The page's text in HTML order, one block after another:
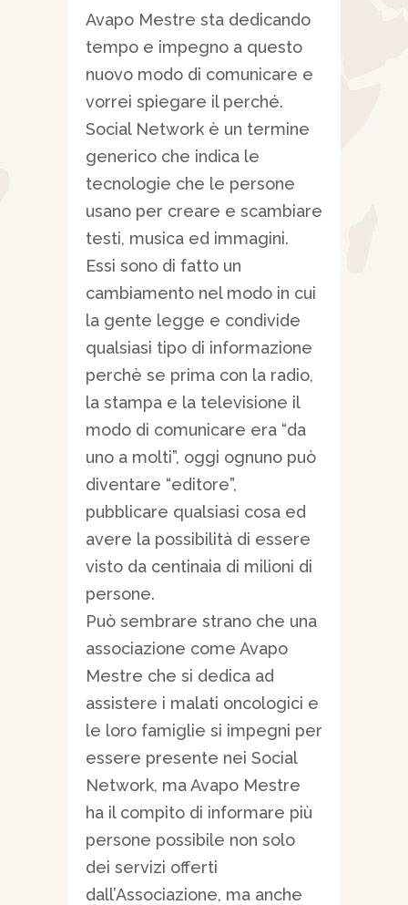
Avapo Mestre sta dedicando
tempo e impegno a questo
nuovo modo di comunicare e
vorrei spiegare il perché.
Social Network è un termine
generico che indica le
tecnologie che le persone
usano per creare e scambiare
testi, musica ed immagini.
Essi sono di fatto un
cambiamento nel modo in cui
la gente legge e condivide
qualsiasi tipo di informazione
perchè se prima con la radio,
la stampa e la televisione il
modo di comunicare era “da
uno a molti”, oggi ognuno può
diventare “editore”,
pubblicare qualsiasi cosa ed
avere la possibilità di essere
visto da centinaia di milioni di
persone.
Può sembrare strano che una
associazione come Avapo
Mestre che si dedica ad
assistere i malati oncologici e
le loro famiglie si impegni per
essere presente nei Social
Network, ma Avapo Mestre
ha il compito di informare più
persone possibile non solo
dei servizi offerti
dall’Associazione, ma anche